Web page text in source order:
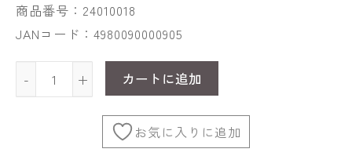
商品番号：24010018
JANコード：4980090000905
- + カートに追加
お気に入りに追加